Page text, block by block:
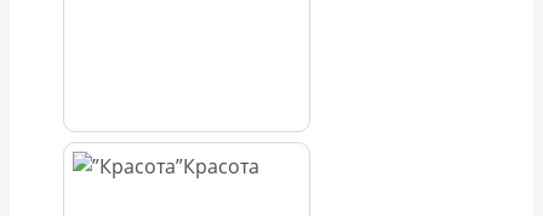
Красота